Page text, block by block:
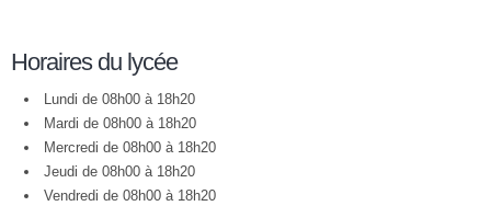
Horaires du lycée
Lundi de 08h00 à 18h20
Mardi de 08h00 à 18h20
Mercredi de 08h00 à 18h20
Jeudi de 08h00 à 18h20
Vendredi de 08h00 à 18h20